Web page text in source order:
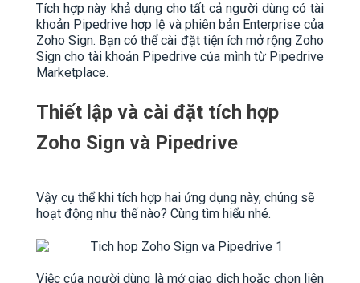
Tích hợp này khả dụng cho tất cả người dùng có tài
khoản Pipedrive hợp lệ và phiên bản Enterprise của
Zoho Sign. Bạn có thể cài đặt tiện ích mở rộng Zoho
Sign cho tài khoản Pipedrive của mình từ Pipedrive
Marketplace.
Thiết lập và cài đặt tích hợp
Zoho Sign và Pipedrive
Vậy cụ thể khi tích hợp hai ứng dụng này, chúng sẽ
hoạt động như thế nào? Cùng tìm hiểu nhé.
Việc của người dùng là mở giao dịch hoặc chọn liên